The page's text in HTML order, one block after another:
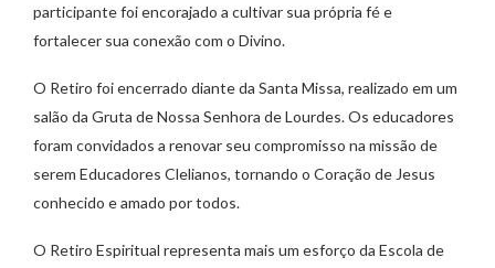
participante foi encorajado a cultivar sua própria fé e
fortalecer sua conexão com o Divino.
O Retiro foi encerrado diante da Santa Missa, realizado em um
salão da Gruta de Nossa Senhora de Lourdes. Os educadores
foram convidados a renovar seu compromisso na missão de
serem Educadores Clelianos, tornando o Coração de Jesus
conhecido e amado por todos.
O Retiro Espiritual representa mais um esforço da Escola de